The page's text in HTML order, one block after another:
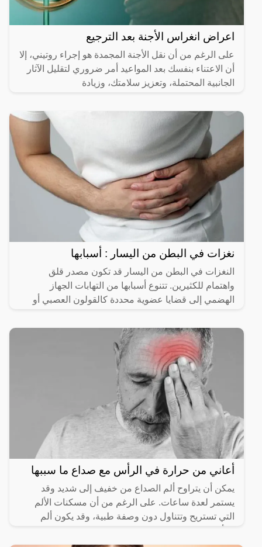
اعراض انغراس الأجنة بعد الترجيع
على الرغم من أن نقل الأجنة المجمدة هو إجراء روتيني، إلا
أن الاعتناء بنفسك بعد المواعيد أمر ضروري لتقليل الآثار
الجانبية المحتملة، وتعزيز سلامتك، وزيادة
نغزات في البطن من اليسار : أسبابها
النغزات في البطن من اليسار قد تكون مصدر قلق
واهتمام للكثيرين. تتنوع أسبابها من التهابات الجهاز
الهضمي إلى قضايا عضوية محددة كالقولون العصبي أو
أعاني من حرارة في الرأس مع صداع ما سببها
يمكن أن يتراوح ألم الصداع من خفيف إلى شديد وقد
يستمر لعدة ساعات. على الرغم من أن مسكنات الألم
التي تستريح وتتناول دون وصفة طبية، وقد يكون ألم